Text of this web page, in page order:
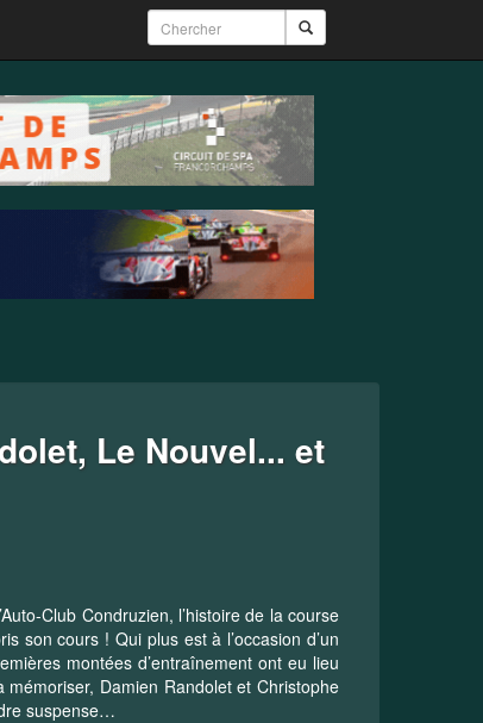
Le Nouvel... et
Club Condruzien, l’histoire de la course
son cours ! Qui plus est à l’occasion d’un
montées d’entraînement ont eu lieu
Damien Randolet et Christophe
suspense…